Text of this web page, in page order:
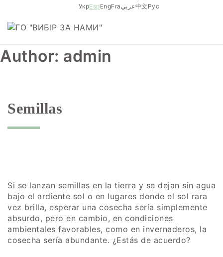
content
УкрEspEngFraعربي中文 Рус
Author: admin
Semillas
Si se lanzan semillas en la tierra y se dejan sin agua
bajo el ardiente sol o en lugares donde el sol rara
vez brilla, esperar una cosecha sería simplemente
absurdo, pero en cambio, en condiciones
ambientales favorables, como en invernaderos, la
cosecha sería abundante. ¿Estás de acuerdo?